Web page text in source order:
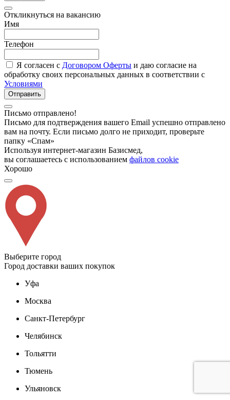
Откликнуться на вакансию
Имя
Телефон
Я согласен с Договором Оферты и даю согласие на
обработку своих персональных данных в соответствии с
Условиями
Отправить
Письмо отправлено!
Письмо для подтверждения вашего Email успешно отправлено
вам на почту. Если письмо долго не приходит, проверьте
папку «Спам»
Используя интернет-магазин Базисмед,
вы соглашаетесь с использованием файлов cookie
Хорошо
Выберите город
Город доставки ваших покупок
Уфа
Москва
Санкт-Петербург
Челябинск
Тольятти
Тюмень
Ульяновск